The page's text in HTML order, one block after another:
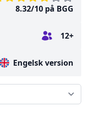
8.32/10 på BGG
12+
Engelsk version